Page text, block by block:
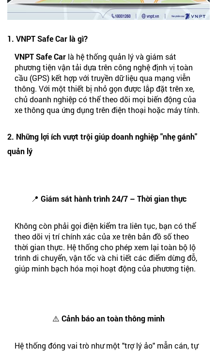
1. VNPT Safe Car là gì?
VNPT Safe Car là hệ thống quản lý và giám sát
phương tiện vận tải dựa trên công nghệ định vị toàn
cầu (GPS) kết hợp với truyền dữ liệu qua mạng viễn
thông. Với một thiết bị nhỏ gọn được lắp đặt trên xe,
chủ doanh nghiệp có thể theo dõi mọi biến động của
xe thông qua ứng dụng trên điện thoại hoặc máy tính.
2. Những lợi ích vượt trội giúp doanh nghiệp "nhẹ gánh"
quản lý
📍 Giám sát hành trình 24/7 – Thời gian thực
Không còn phải gọi điện kiểm tra liên tục, bạn có thể
theo dõi vị trí chính xác của xe trên bản đồ số theo
thời gian thực. Hệ thống cho phép xem lại toàn bộ lộ
trình di chuyển, vận tốc và chi tiết các điểm dừng đỗ,
giúp minh bạch hóa mọi hoạt động của phương tiện.
⚠️ Cảnh báo an toàn thông minh
Hệ thống đóng vai trò như một "trợ lý ảo" mẫn cán, tự